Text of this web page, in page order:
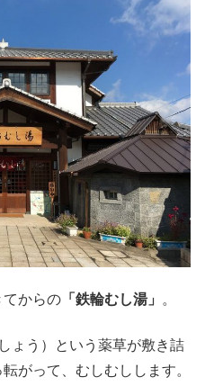
てからの 「鉄輪むし湯」 。
ょう）という薬草が敷き詰
がって、むしむしします。